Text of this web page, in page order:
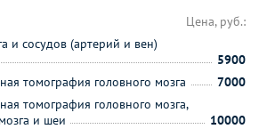
Цена, руб.:
и сосудов (артерий и вен)
5900
томография головного мозга
7000
томография головного мозга,
и шеи
10000